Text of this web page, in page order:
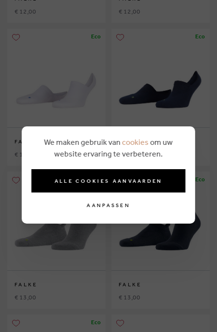
€ 12,00 € 12,00
Eco
FALKE
€ 12,00
Eco
FALKE
€ 12,00
Eco
FALKE
€ 13,00
Eco
FALKE
€ 13,00
Eco
We maken gebruik van cookies om uw
website ervaring te verbeteren.
ALLE COOKIES AANVAARDEN
AANPASSEN